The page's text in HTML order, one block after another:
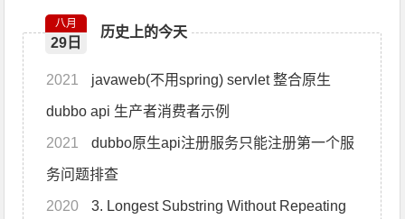
历史上的今天
八月
29日
2021
dubbo api 生产者消费者示例
2021 dubbo原生api注册服务只能注册第一个服
务问题排查
2020 3. Longest Substring Without Repeating